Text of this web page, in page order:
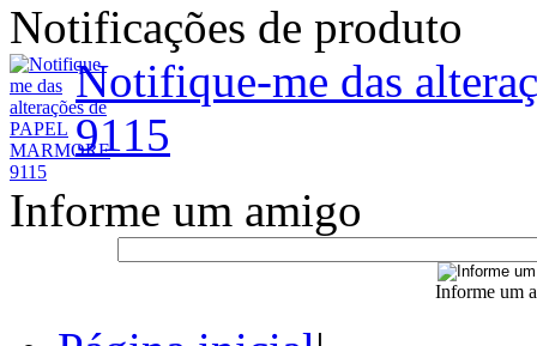
Notificações de produto
Notifique-me das
9115
Informe um amigo
Informe um